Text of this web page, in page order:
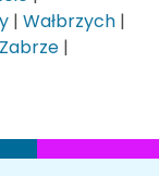
| Wałbrzych |
Zabrze |